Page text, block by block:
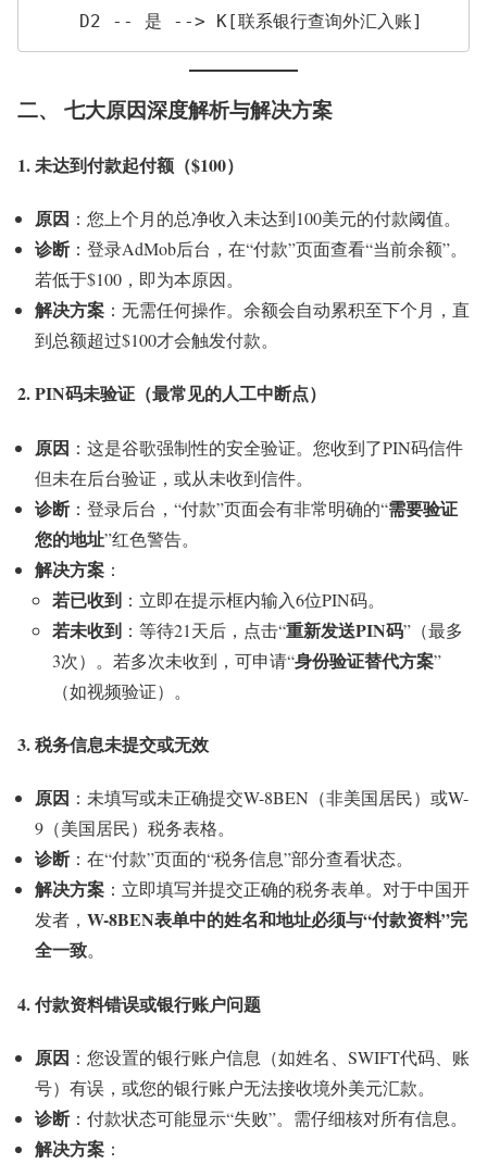
    D2 -- 是 --> K[联系银行查询外汇入账]
二、 七大原因深度解析与解决方案
1. 未达到付款起付额（$100）
原因 ：您上个月的总净收入未达到100美元的付款阈值。
诊断 ：登录AdMob后台，在“付款”页面查看“当前余额”。
若低于$100，即为本原因。
解决方案 ：无需任何操作。余额会自动累积至下个月，直
到总额超过$100才会触发付款。
2. PIN码未验证（最常见的人工中断点）
原因 ：这是谷歌强制性的安全验证。您收到了PIN码信件
但未在后台验证，或从未收到信件。
诊断 ：登录后台，“付款”页面会有非常明确的“需要验证
您的地址”红色警告。
解决方案 ：
若已收到 ：立即在提示框内输入6位PIN码。
若未收到 ：等待21天后，点击“重新发送PIN码”（最多
3次）。若多次未收到，可申请“身份验证替代方案”
（如视频验证）。
3. 税务信息未提交或无效
原因 ：未填写或未正确提交W-8BEN（非美国居民）或W-
9（美国居民）税务表格。
诊断 ：在“付款”页面的“税务信息”部分查看状态。
解决方案 ：立即填写并提交正确的税务表单。对于中国开
发者， W-8BEN表单中的姓名和地址必须与“付款资料”完
全一致。
4. 付款资料错误或银行账户问题
原因 ：您设置的银行账户信息（如姓名、SWIFT代码、账
号）有误，或您的银行账户无法接收境外美元汇款。
诊断 ：付款状态可能显示“失败”。需仔细核对所有信息。
解决方案 ：